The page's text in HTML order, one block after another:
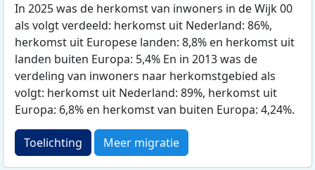
In 2025 was de herkomst van inwoners in de Wijk 00
als volgt verdeeld: herkomst uit Nederland: 86%,
herkomst uit Europese landen: 8,8% en herkomst uit
landen buiten Europa: 5,4% En in 2013 was de
verdeling van inwoners naar herkomstgebied als
volgt: herkomst uit Nederland: 89%, herkomst uit
Europa: 6,8% en herkomst van buiten Europa: 4,24%.
Toelichting Meer migratie